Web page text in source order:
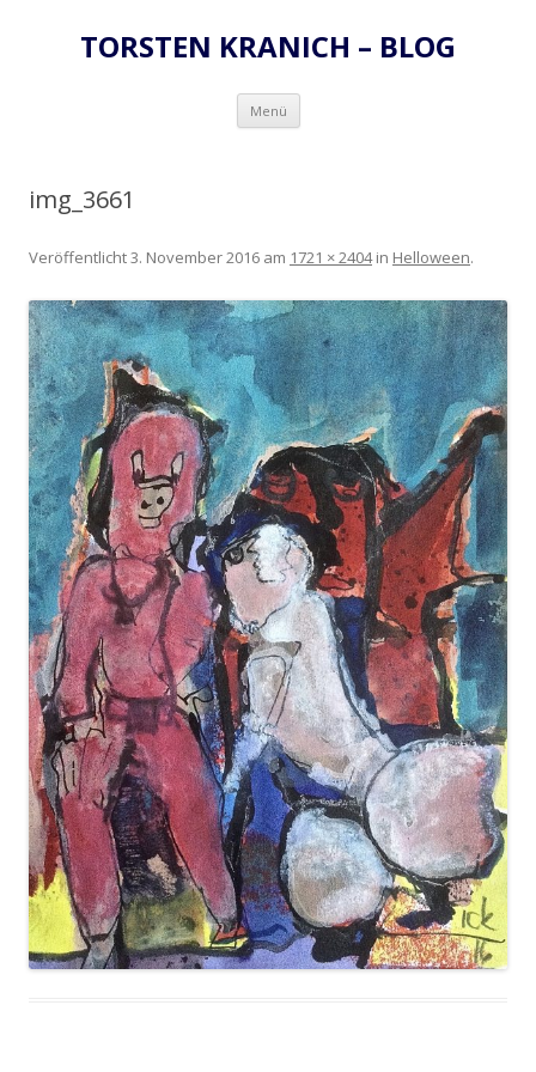
TORSTEN KRANICH – BLOG
Menü Zum
springen
img_3661
Veröffentlicht3. November 2016 am 1721 × 2404in Helloween.